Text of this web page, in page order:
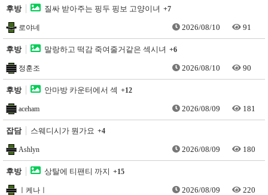
후방 질싸 받아주는 핑두 핑보 고양이녀 +7
로야네 91
2026/08/10
후방 말랑하고 떡감 죽여줄거같은 섹시녀 +6
정훈조 90
2026/08/10
후방 안마방 카운터에서 섹 +12
aceham 181
2026/08/09
잡담 스웨디시가 뭔가요 +4
Ashlyn 180
2026/08/09
후방 상탈에 티팬티 까지 +15
ㅣ케나ㅣ 220
2026/08/09